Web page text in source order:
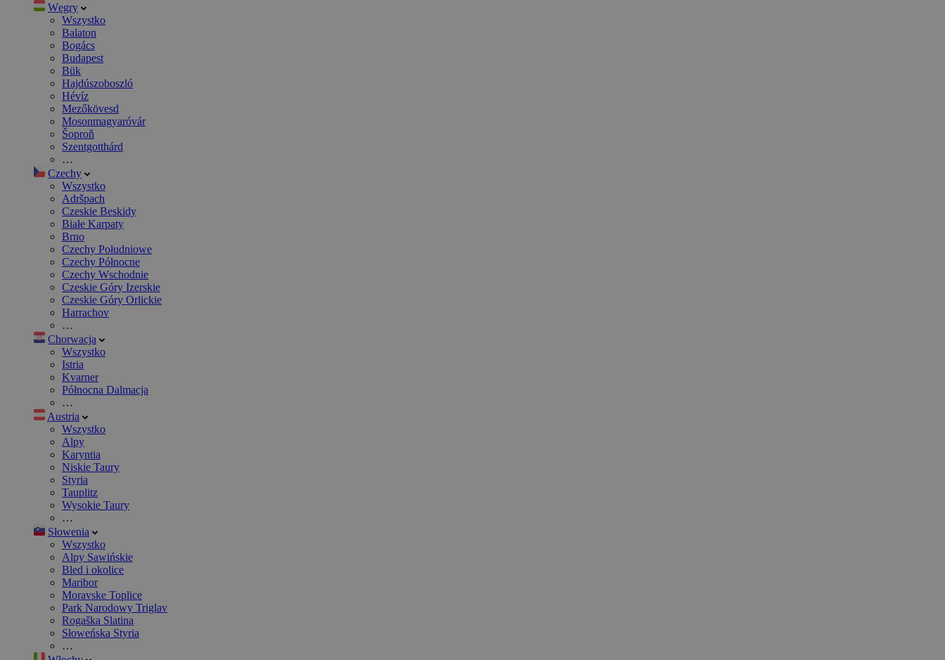
Węgry
Wszystko
Balaton
Bogács
Budapest
Bük
Hajdúszoboszló
Hévíz
Mezőkövesd
Mosonmagyaróvár
Šoproň
Szentgotthárd
…
Czechy
Wszystko
Adršpach
Czeskie Beskidy
Białe Karpaty
Brno
Czechy Południowe
Czechy Północne
Czechy Wschodnie
Czeskie Góry Izerskie
Czeskie Góry Orlickie
Harrachov
…
Chorwacja
Wszystko
Istria
Kvarner
Północna Dalmacja
…
Austria
Wszystko
Alpy
Karyntia
Niskie Taury
Styria
Tauplitz
Wysokie Taury
…
Słowenia
Wszystko
Alpy Sawińskie
Bled i okolice
Maribor
Moravske Toplice
Park Narodowy Triglav
Rogaška Slatina
Słoweńska Styria
…